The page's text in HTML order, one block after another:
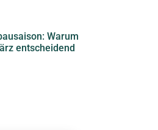
Warum
entscheidend